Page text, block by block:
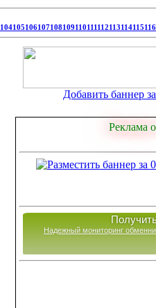
104105106107108109110111112113114115116
Добавить баннер
Реклама
Надежный мониторинг